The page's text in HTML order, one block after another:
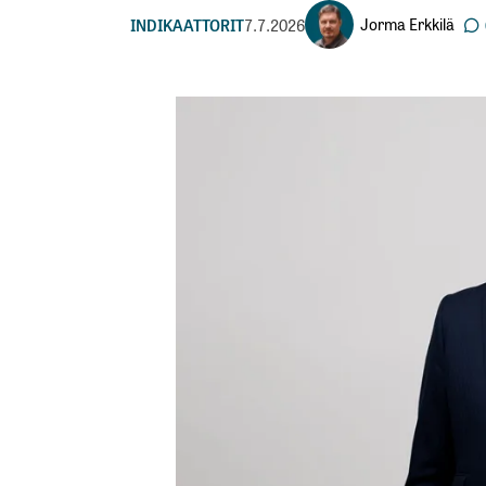
INDIKAATTORIT7.7.2026 Jorma Erkkilä